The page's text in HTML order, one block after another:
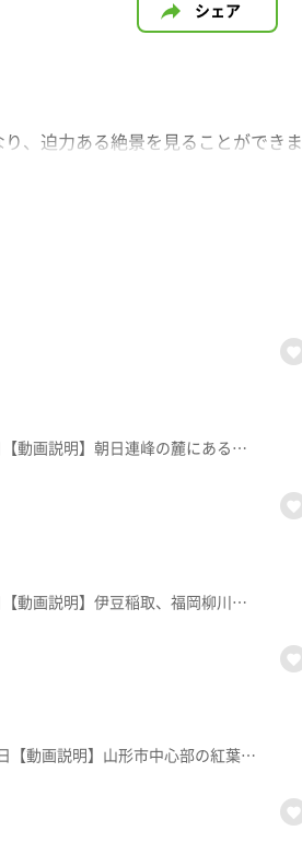
シェア
、迫力ある絶景を見ることができま
【放送局】YTS山形テレビ【放送年（月日）】2025年6月28日【動画説明】朝日連峰の麓にある、世界でも類のない「空気」が御神体の神社。空気の恩恵に感謝し自然の恵みを大切にしようと1990年建立。地下の本殿に空気が祀られている。町は世界環境デーの6月5日を「朝日町空気の日」に制定。
【放送局】YTS山形テレビ【放送年（月日）】2025年3月15日【動画説明】伊豆稲取、福岡柳川と並び、日本三大つるし飾りと言われる「酒田傘福」。江戸時代から子孫繁栄や子の幸せを願って製作・奉納されてきた風習。酒田市の料亭「山王くらぶ」には、傘福が常設展示されている。
【放送局】YTS山形テレビ【放送年（月日）】2024年11月30日【動画説明】山形市中心部の紅葉の名所。江戸時代に作庭された「宝幢寺」庭園を市が整備。閑雅な池泉回遊式庭園には品種の異なるもみじが多数植えられ、秋には色濃く紅葉する。